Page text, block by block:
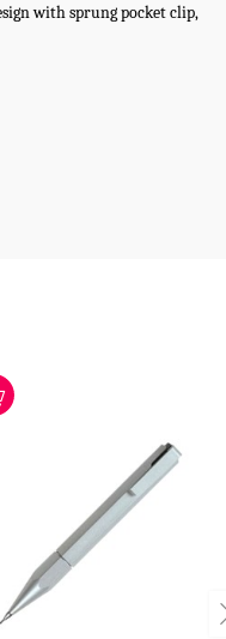
with sprung pocket clip,